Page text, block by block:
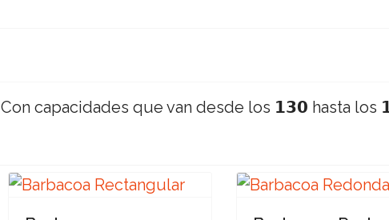
Con capacidades que van desde los 𝟭𝟯𝟬 hasta los